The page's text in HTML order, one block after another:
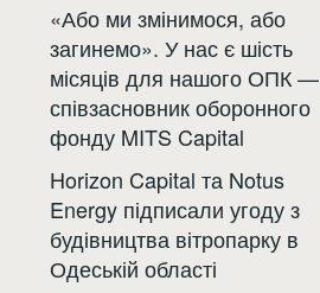
«Або ми змінимося, або
загинемо». У нас є шість
місяців для нашого ОПК —
співзасновник оборонного
фонду MITS Capital
Horizon Capital та Notus
Energy підписали угоду з
будівництва вітропарку в
Одеській області